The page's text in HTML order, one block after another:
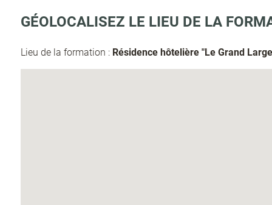
GÉOLOCALISEZ LE LIEU DE LA
Lieu de la formation : Résidence hôtelière "Le Grand